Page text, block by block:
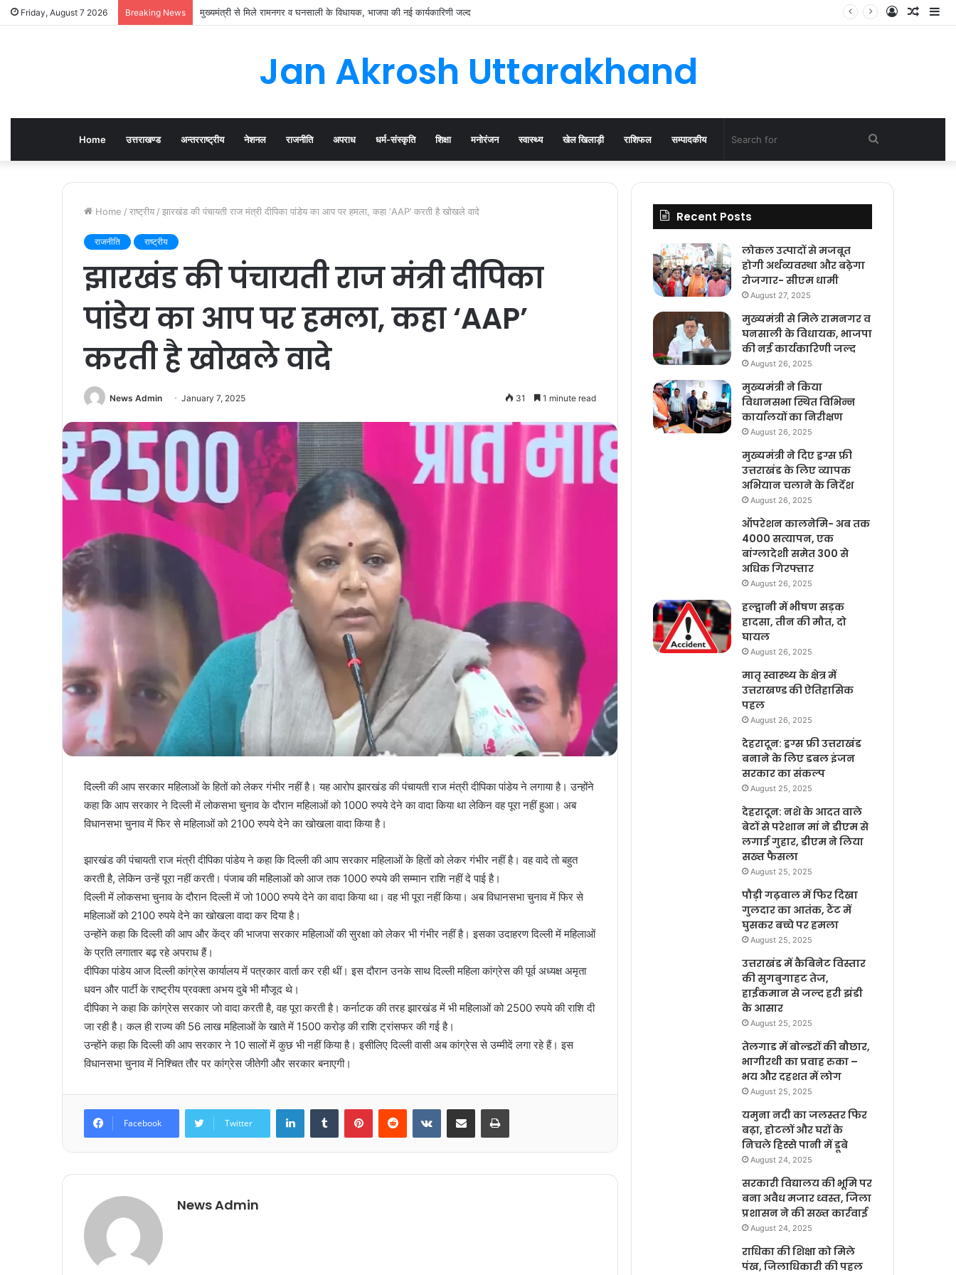
Friday, August 7 2026 Breaking News मुख्यमंत्री से मिले रामनगर व घनसाली के विधायक, भाजपा की नई कार्यकारिणी जल्द
Log
Jan Akrosh Uttarakhand
Home उत्तराखण्ड अन्तरराष्ट्रीय नेशनल राजनीति अपराध धर्म-संस्कृति शिक्षा मनोरंजन स्वास्थ्य खेल खिलाड़ी राशिफल सम्पादकीय Search
for
Home / राष्ट्रीय / झारखंड की पंचायती राज मंत्री दीपिका पांडेय का आप पर हमला, कहा ‘AAP’ करती है खोखले वादे
राजनीति राष्ट्रीय
झारखंड की पंचायती राज मंत्री दीपिका
पांडेय का आप पर हमला, कहा ‘AAP’
करती है खोखले वादे
News Admin January 7, 2025 31 1 minute read
दिल्ली की आप सरकार महिलाओं के हितों को लेकर गंभीर नहीं है। यह आरोप झारखंड की पंचायती राज मंत्री दीपिका पांडेय ने लगाया है। उन्होंने
कहा कि आप सरकार ने दिल्ली में लोकसभा चुनाव के दौरान महिलाओं को 1000 रुपये देने का वादा किया था लेकिन वह पूरा नहीं हुआ। अब
विधानसभा चुनाव में फिर से महिलाओं को 2100 रुपये देने का खोखला वादा किया है।
झारखंड की पंचायती राज मंत्री दीपिका पांडेय ने कहा कि दिल्ली की आप सरकार महिलाओं के हितों को लेकर गंभीर नहीं है। वह वादे तो बहुत
करती है, लेकिन उन्हें पूरा नहीं करती। पंजाब की महिलाओं को आज तक 1000 रुपये की सम्मान राशि नहीं दे पाई है।
दिल्ली में लोकसभा चुनाव के दौरान दिल्ली में जो 1000 रुपये देने का वादा किया था। वह भी पूरा नहीं किया। अब विधानसभा चुनाव में फिर से
महिलाओं को 2100 रुपये देने का खोखला वादा कर दिया है।
उन्होंने कहा कि दिल्ली की आप और केंद्र की भाजपा सरकार महिलाओं की सुरक्षा को लेकर भी गंभीर नहीं है। इसका उदाहरण दिल्ली में महिलाओं
के प्रति लगातार बढ़ रहे अपराध हैं।
दीपिका पांडेय आज दिल्ली कांग्रेस कार्यालय में पत्रकार वार्ता कर रही थीं। इस दौरान उनके साथ दिल्ली महिला कांग्रेस की पूर्व अध्यक्ष अमृता
धवन और पार्टी के राष्ट्रीय प्रवक्ता अभय दुबे भी मौजूद थे।
दीपिका ने कहा कि कांग्रेस सरकार जो वादा करती है, वह पूरा करती है। कर्नाटक की तरह झारखंड में भी महिलाओं को 2500 रुपये की राशि दी
जा रही है। कल ही राज्य की 56 लाख महिलाओं के खाते में 1500 करोड़ की राशि ट्रांसफर की गई है।
उन्होंने कहा कि दिल्ली की आप सरकार ने 10 सालों में कुछ भी नहीं किया है। इसीलिए दिल्ली वासी अब कांग्रेस से उम्मीदें लगा रहे हैं। इस
विधानसभा चुनाव में निश्चित तौर पर कांग्रेस जीतेगी और सरकार बनाएगी।
Facebook Twitter
News Admin
Recent Posts
लोकल उत्पादों से मजबूत
होगी अर्थव्यवस्था और बढ़ेगा
रोजगार- सीएम धामी
August 27, 2025
मुख्यमंत्री से मिले रामनगर व
घनसाली के विधायक, भाजपा
की नई कार्यकारिणी जल्द
August 26, 2025
मुख्यमंत्री ने किया
विधानसभा स्थित विभिन्न
कार्यालयों का निरीक्षण
August 26, 2025
मुख्यमंत्री ने दिए ड्रग्स फ्री
उत्तराखंड के लिए व्यापक
अभियान चलाने के निर्देश
August 26, 2025
ऑपरेशन कालनेमि- अब तक
4000 सत्यापन, एक
बांग्लादेशी समेत 300 से
अधिक गिरफ्तार
August 26, 2025
हल्द्वानी में भीषण सड़क
हादसा, तीन की मौत, दो
घायल
August 26, 2025
मातृ स्वास्थ्य के क्षेत्र में
उत्तराखण्ड की ऐतिहासिक
पहल
August 26, 2025
देहरादून: ड्रग्स फ्री उत्तराखंड
बनाने के लिए डबल इंजन
सरकार का संकल्प
August 25, 2025
देहरादून: नशे के आदत वाले
बेटों से परेशान मां ने डीएम से
लगाई गुहार, डीएम ने लिया
सख्त फैसला
August 25, 2025
पौड़ी गढ़वाल में फिर दिखा
गुलदार का आतंक, टैंट में
घुसकर बच्चे पर हमला
August 25, 2025
उत्तराखंड में कैबिनेट विस्तार
की सुगबुगाहट तेज,
हाईकमान से जल्द हरी झंडी
के आसार
August 25, 2025
तेलगाड में बोल्डरों की बौछार,
भागीरथी का प्रवाह रुका –
भय और दहशत में लोग
August 25, 2025
यमुना नदी का जलस्तर फिर
बढ़ा, होटलों और घरों के
निचले हिस्से पानी में डूबे
August 24, 2025
सरकारी विद्यालय की भूमि पर
बना अवैध मजार ध्वस्त, जिला
प्रशासन ने की सख्त कार्रवाई
August 24, 2025
राधिका की शिक्षा को मिले
पंख, जिलाधिकारी की पहल